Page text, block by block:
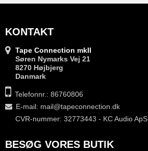
KONTAKT
Tape Connection mkII
Søren Nymarks Vej 21
8270 Højbjerg
Danmark
Telefonnr.: 86760806
E-mail: mail@tapeconnection.dk
CVR-nummer: 32773443 - KC Audio ApS
BESØG VORES BUTIK